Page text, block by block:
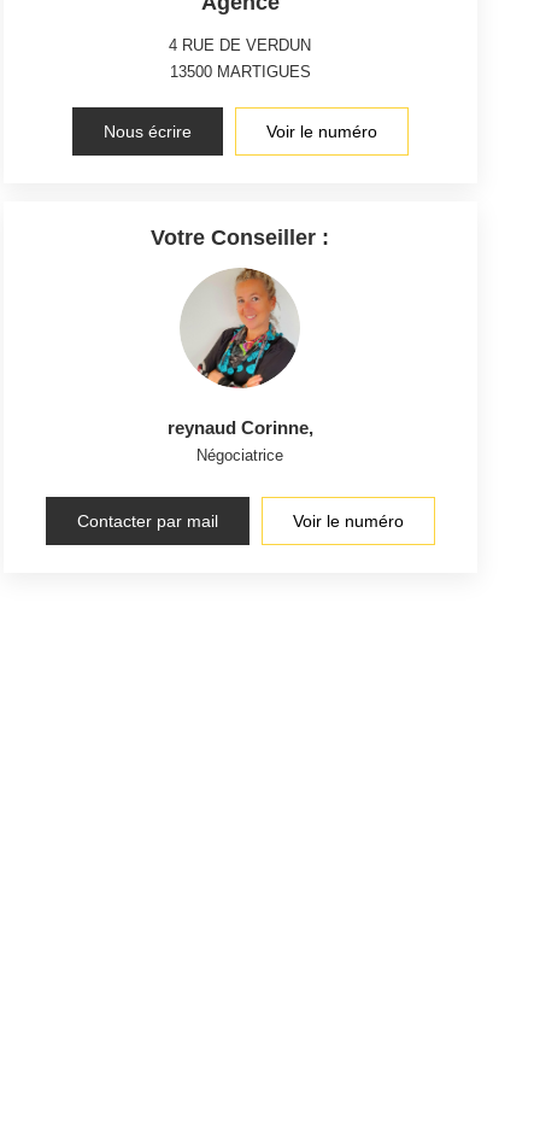
4 RUE DE VERDUN
13500 MARTIGUES
Nous écrire Voir le numéro
Votre Conseiller :
reynaud Corinne,
Négociatrice
Contacter par mail Voir le numéro